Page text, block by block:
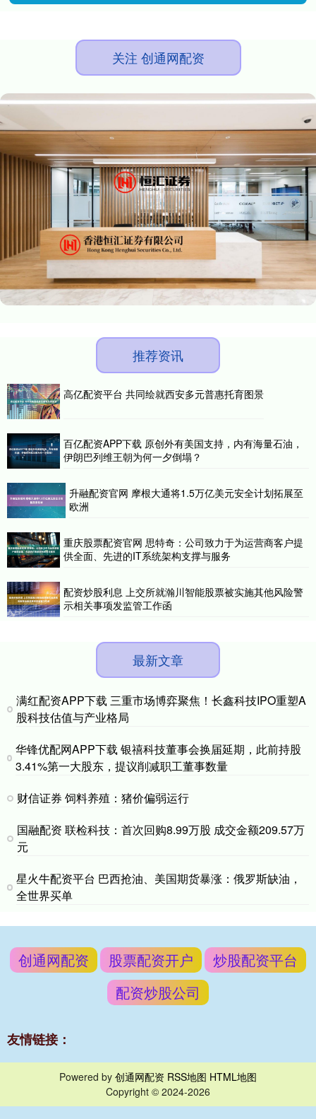
关注 创通网配资
推荐资讯
高亿配资平台 共同绘就西安多元普惠托育图景
百亿配资APP下载 原创外有美国支持，内有海量石油，
伊朗巴列维王朝为何一夕倒塌？
升融配资官网 摩根大通将1.5万亿美元安全计划拓展至
欧洲
重庆股票配资官网 思特奇：公司致力于为运营商客户提
供全面、先进的IT系统架构支撑与服务
配资炒股利息 上交所就瀚川智能股票被实施其他风险警
示相关事项发监管工作函
最新文章
满红配资APP下载 三重市场博弈聚焦！长鑫科技IPO重塑A
股科技估值与产业格局
华锋优配网APP下载 银禧科技董事会换届延期，此前持股
3.41%第一大股东，提议削减职工董事数量
财信证券 饲料养殖：猪价偏弱运行
国融配资 联检科技：首次回购8.99万股 成交金额209.57万
元
星火牛配资平台 巴西抢油、美国期货暴涨：俄罗斯缺油，
全世界买单
创通网配资 股票配资开户
炒股配资平台
配资炒股公司
友情链接：
Powered by 创通网配资 RSS地图 HTML地图
Copyright © 2024-2026